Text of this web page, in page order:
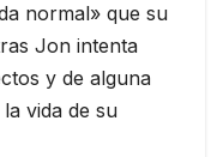
normal» que su
Jon intenta
y de alguna
vida de su